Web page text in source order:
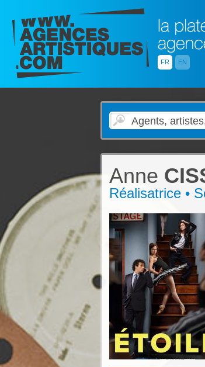
FR EN
Anne
Réalisatrice •